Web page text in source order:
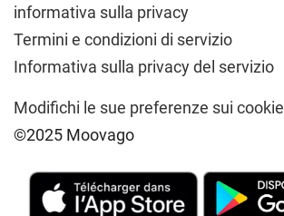
informativa sulla privacy
Termini e condizioni di servizio
Informativa sulla privacy del servizio
Modifichi le sue preferenze sui cookie
©2025 Moovago